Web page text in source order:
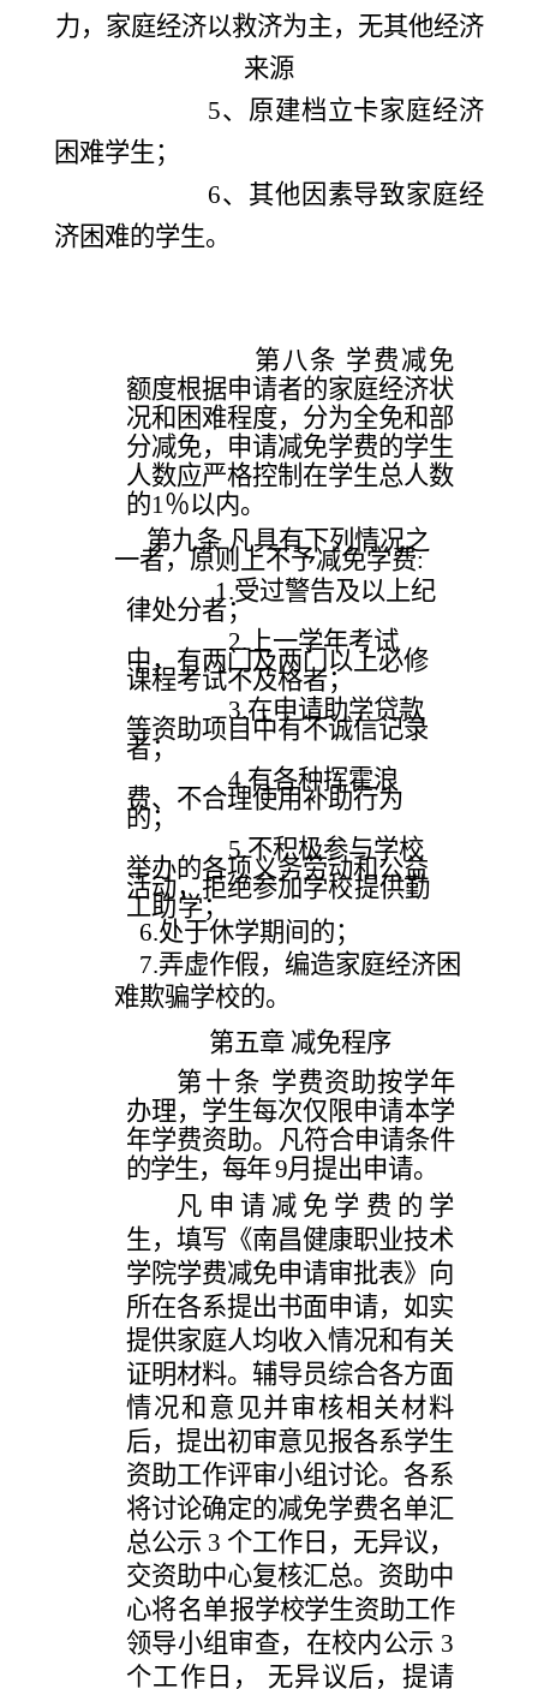
力，家庭经济以救济为主，无其他经济
来源
5、原建档立卡家庭经济
困难学生；
6、 其他因素导致家庭经
济困难的学生。
第八条 学费减免
额度根据申请者的家庭经济状
况和困难程度，分为全免和部
分减免，申请减免学费的学生
人数应严格控制在学生总人数
的1％以内。
第九条凡具有下列情况之
一者，原则上不予减免学费:
1.受过警告及以上纪
律处分者；
2.上一学年考试
中，有两门及两门以上必修
课程考试不及格者；
3.在申请助学贷款
等资助项目中有不诚信记录
者；
4.有各种挥霍浪
费、不合理使用补助行为
的；
5.不积极参与学校
举办的各项义务劳动和公益
活动，拒绝参加学校提供勤
工助学；
6.处于休学期间的；
7.弄虚作假，编造家庭经济困
难欺骗学校的。
第五章 减免程序
第十条 学费资助按学年
办理，学生每次仅限申请本学
年学费资助。凡符合申请条件
的学生，每年9月提出申请。
凡申请减免学费的学
生，填写《南昌健康职业技术
学院学费减免申请审批表》向
所在各系提出书面申请，如实
提供家庭人均收入情况和有关
证明材料。辅导员综合各方面
情况和意见并审核相关材料
后，提出初审意见报各系学生
资助工作评审小组讨论。 各系
将讨论确定的减免学费名单汇
总公示 3 个工作日，无异议，
交资助中心复核汇总。资助中
心将名单报学校学生资助工作
领导小组审查，在校内公示 3
个工作日， 无异议后，提请